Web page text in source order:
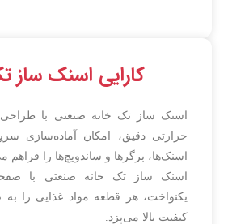
کارایی اسنک ساز
اسنک ساز تک خانه صنعتی با
حرارتی دقیق، امکان آماده‌سازی
اسنک‌ها، برگرها و ساندویچ‌ها را فراهم
اسنک ساز تک خانه صنعتی با
یکنواخت، هر قطعه مواد غذایی را
کیفیت بالا می‌پزد.